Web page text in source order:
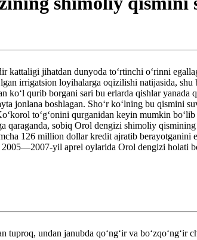
jihatdan dunyoda toʻrtinchi oʻrinni
irrigatsion loyihalarga oqizilishi natijasida,
qurib borgani sari bu erlarda qishlar yanada
jonlana boshlagan. Shoʻr koʻlning bu qismini
toʻgʻonini qurganidan keyin mumkin
qaraganda, sobiq Orol dengizi shimoliy
126 million dollar kredit ajratib
yil aprel oylarida Orol dengizi holati
undan janubda qoʻngʻir va boʻzqoʻngʻir